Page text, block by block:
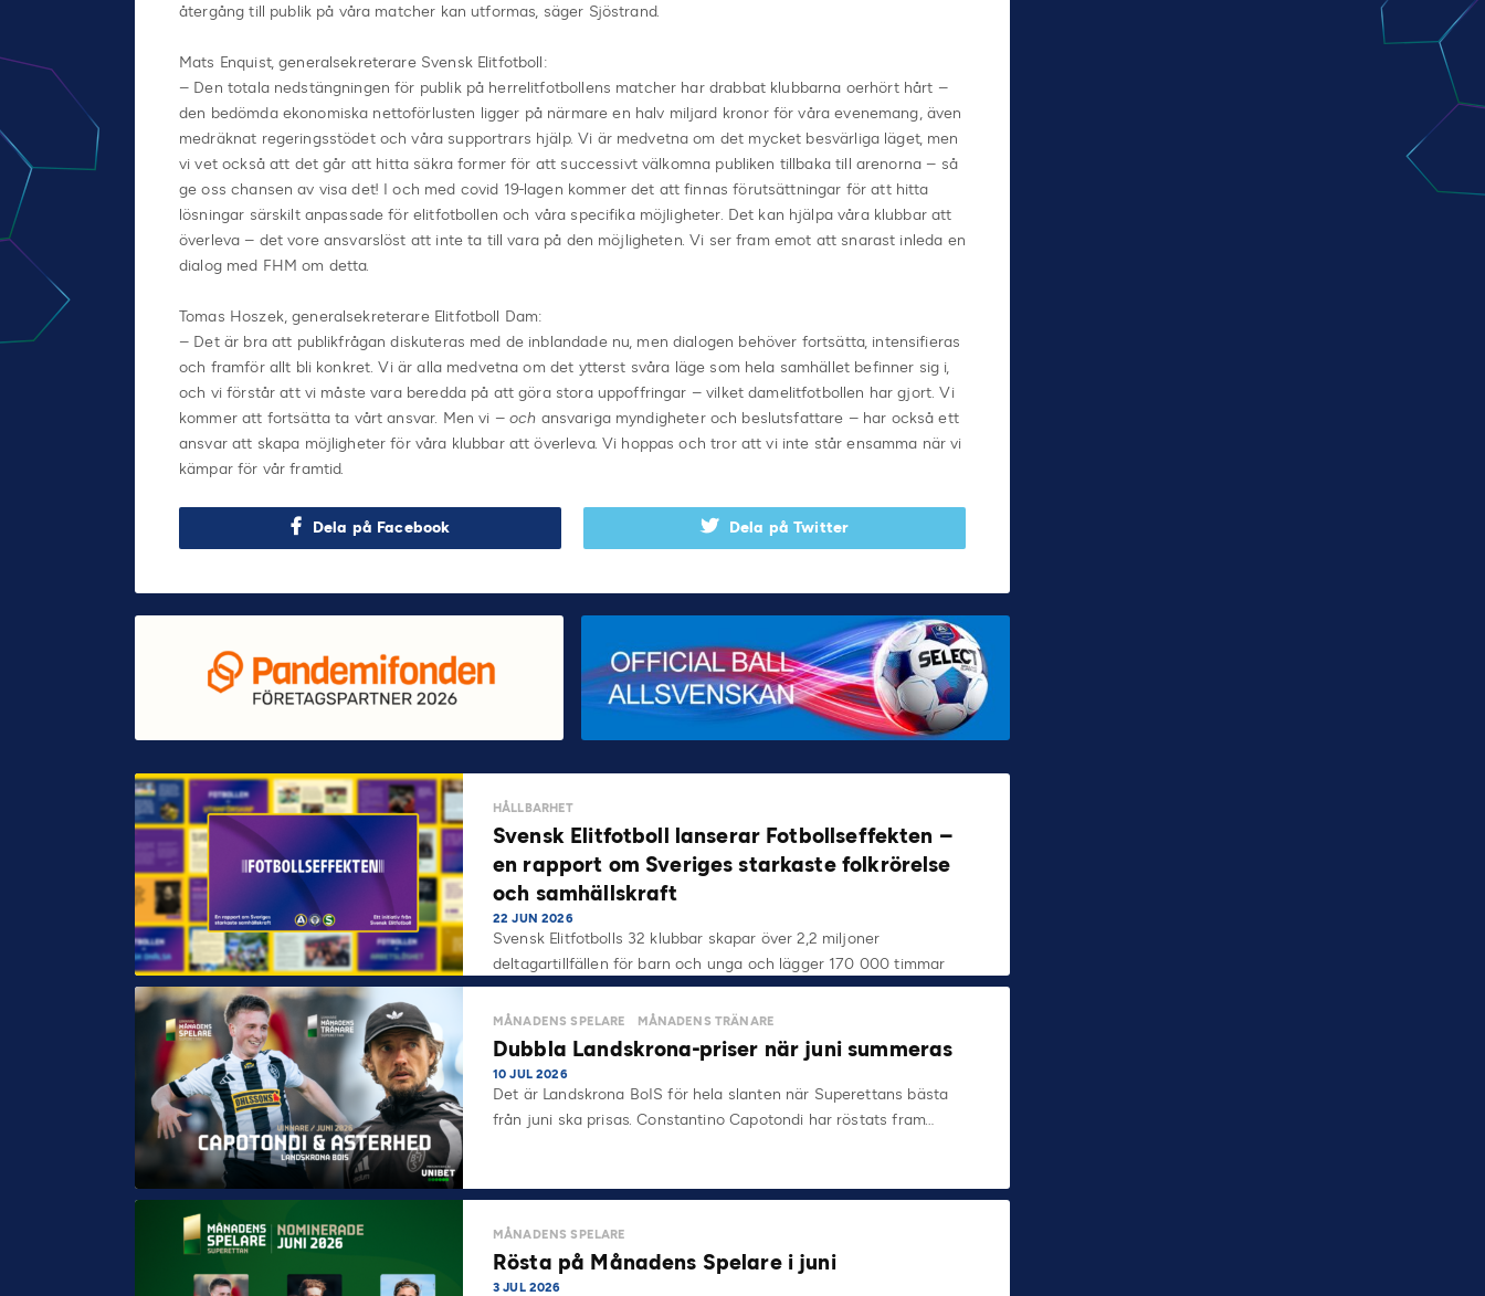
återgång till publik på våra matcher kan utformas, säger Sjöstrand.
Mats Enquist, generalsekreterare Svensk Elitfotboll:
– Den totala nedstängningen för publik på herrelitfotbollens matcher har drabbat klubbarna oerhört hårt –
den bedömda ekonomiska nettoförlusten ligger på närmare en halv miljard kronor för våra evenemang, även
medräknat regeringsstödet och våra supportrars hjälp. Vi är medvetna om det mycket besvärliga läget, men
vi vet också att det går att hitta säkra former för att successivt välkomna publiken tillbaka till arenorna – så
ge oss chansen av visa det! I och med covid 19-lagen kommer det att finnas förutsättningar för att hitta
lösningar särskilt anpassade för elitfotbollen och våra specifika möjligheter. Det kan hjälpa våra klubbar att
överleva – det vore ansvarslöst att inte ta till vara på den möjligheten. Vi ser fram emot att snarast inleda en
dialog med FHM om detta.
Tomas Hoszek, generalsekreterare Elitfotboll Dam:
– Det är bra att publikfrågan diskuteras med de inblandade nu, men dialogen behöver fortsätta, intensifieras
och framför allt bli konkret. Vi är alla medvetna om det ytterst svåra läge som hela samhället befinner sig i,
och vi förstår att vi måste vara beredda på att göra stora uppoffringar – vilket damelitfotbollen har gjort. Vi
kommer att fortsätta ta vårt ansvar. Men vi – och ansvariga myndigheter och beslutsfattare – har också ett
ansvar att skapa möjligheter för våra klubbar att överleva. Vi hoppas och tror att vi inte står ensamma när vi
kämpar för vår framtid.
Dela på Facebook Dela på Twitter
HÅLLBARHET
Svensk Elitfotboll lanserar Fotbollseffekten –
en rapport om Sveriges starkaste folkrörelse
och samhällskraft
22 JUN 2026
Svensk Elitfotbolls 32 klubbar skapar över 2,2 miljoner
deltagartillfällen för barn och unga och lägger 170 000 timmar
på…
MÅNADENS SPELARE MÅNADENS TRÄNARE
Dubbla Landskrona-priser när juni summeras
10 JUL 2026
Det är Landskrona BoIS för hela slanten när Superettans bästa
från juni ska prisas. Constantino Capotondi har röstats fram…
MÅNADENS SPELARE
Rösta på Månadens Spelare i juni
3 JUL 2026